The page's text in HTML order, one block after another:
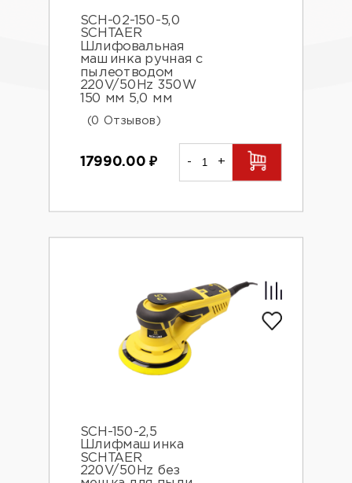
SCH-02-150-5,0
SCHTAER
Шлифовальная
машинка ручная с
пылеотводом
220V/50Hz 350W
150 мм 5,0 мм
(0 Отзывов)
17990.00₽ - +
SCH-150-2,5
Шлифмашинка
SCHTAER
220V/50Hz без